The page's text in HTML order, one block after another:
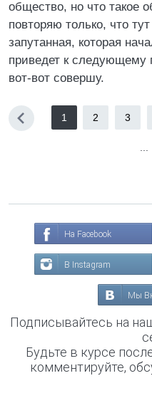
общество, но что такое
повторяю только, что
запутанная, которая
приведет к следующему
вот-вот совершу.
1 2 3
На Facebook
В Instagram
Мы
Подписывайтесь на
Будьте в курсе
комментируйте,